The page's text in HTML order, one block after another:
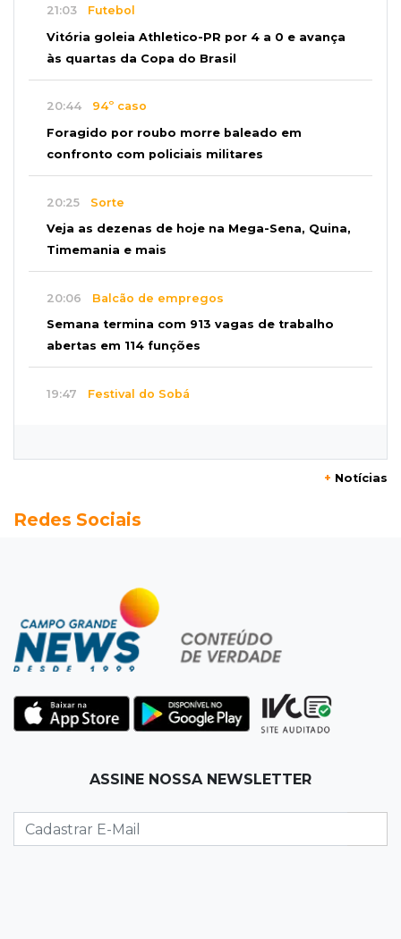
21:03 Futebol
Vitória goleia Athletico-PR por 4 a 0 e avança
às quartas da Copa do Brasil
20:44 94º caso
Foragido por roubo morre baleado em
confronto com policiais militares
20:25 Sorte
Veja as dezenas de hoje na Mega-Sena, Quina,
Timemania e mais
20:06 Balcão de empregos
Semana termina com 913 vagas de trabalho
abertas em 114 funções
19:47 Festival do Sobá
STF suspende julgamento que pode definir
Cotação
Dólar fecha em queda a R$ 5,10 após taxa de
juros cair para 14%
Taxa de homicídios cai na fronteira, assim
como as de estupros e roubos
Localização
mil placas de ruas da Capital
+ Notícias
Redes Sociais
ASSINE NOSSA NEWSLETTER